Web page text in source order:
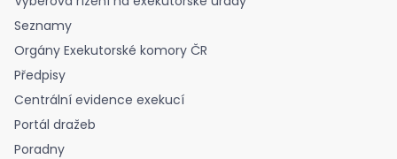
Seznamy
Orgány Exekutorské komory ČR
Předpisy
Centrální evidence exekucí
Portál dražeb
Poradny